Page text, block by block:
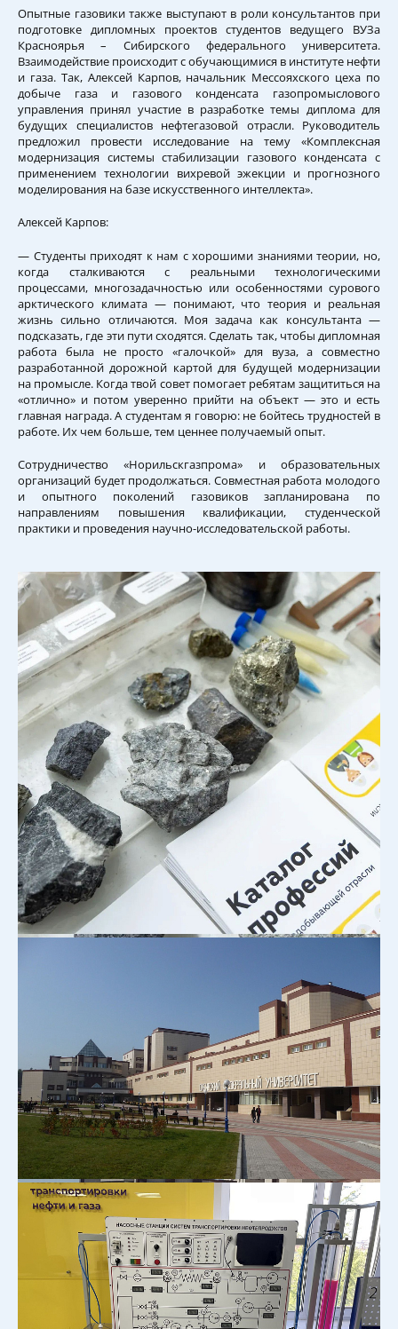
Опытные газовики также выступают в роли консультантов при
подготовке дипломных проектов студентов ведущего ВУЗа
Красноярья – Сибирского федерального университета.
Взаимодействие происходит с обучающимися в институте нефти
и газа. Так, Алексей Карпов, начальник Мессояхского цеха по
добыче газа и газового конденсата газопромыслового
управления принял участие в разработке темы диплома для
будущих специалистов нефтегазовой отрасли. Руководитель
предложил провести исследование на тему «Комплексная
модернизация системы стабилизации газового конденсата с
применением технологии вихревой эжекции и прогнозного
моделирования на базе искусственного интеллекта».
Алексей Карпов:
— Студенты приходят к нам с хорошими знаниями теории, но,
когда сталкиваются с реальными технологическими
процессами, многозадачностью или особенностями сурового
арктического климата — понимают, что теория и реальная
жизнь сильно отличаются. Моя задача как консультанта —
подсказать, где эти пути сходятся. Сделать так, чтобы дипломная
работа была не просто «галочкой» для вуза, а совместно
разработанной дорожной картой для будущей модернизации
на промысле. Когда твой совет помогает ребятам защититься на
«отлично» и потом уверенно прийти на объект — это и есть
главная награда. А студентам я говорю: не бойтесь трудностей в
работе. Их чем больше, тем ценнее получаемый опыт.
Сотрудничество «Норильскгазпрома» и образовательных
организаций будет продолжаться. Совместная работа молодого
и опытного поколений газовиков запланирована по
направлениям повышения квалификации, студенческой
практики и проведения научно-исследовательской работы.